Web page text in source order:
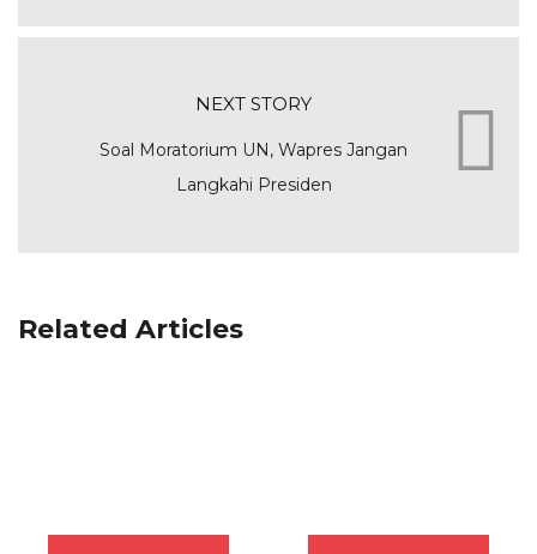
NEXT STORY
Soal Moratorium UN, Wapres Jangan
Langkahi Presiden
Related Articles